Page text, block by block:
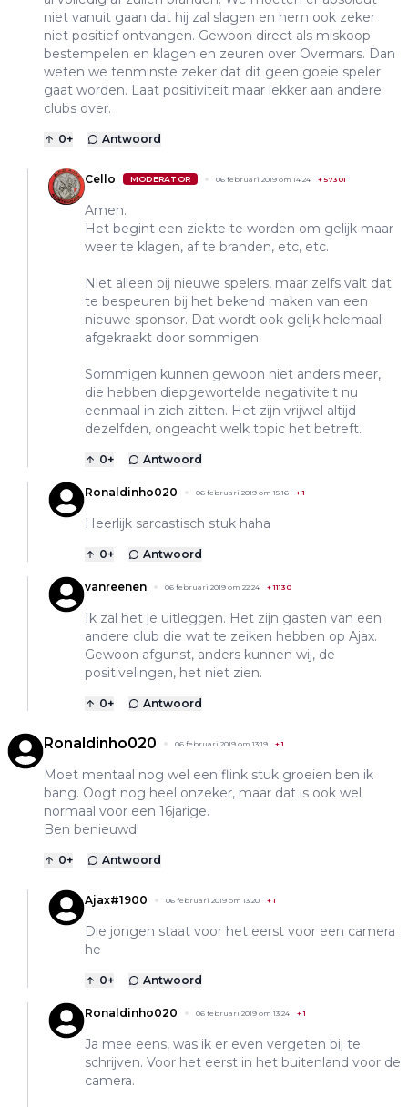
niet vanuit gaan dat hij zal slagen en hem ook zeker
niet positief ontvangen. Gewoon direct als miskoop
bestempelen en klagen en zeuren over Overmars. Dan
weten we tenminste zeker dat dit geen goeie speler
gaat worden. Laat positiviteit maar lekker aan andere
clubs over.
0+ Antwoord
Cello MODERATOR 06 februari 2019 om 14:24 +57301
Amen.
Het begint een ziekte te worden om gelijk maar
weer te klagen, af te branden, etc, etc.
Niet alleen bij nieuwe spelers, maar zelfs valt dat
te bespeuren bij het bekend maken van een
nieuwe sponsor. Dat wordt ook gelijk helemaal
afgekraakt door sommigen.
Sommigen kunnen gewoon niet anders meer,
die hebben diepgewortelde negativiteit nu
eenmaal in zich zitten. Het zijn vrijwel altijd
dezelfden, ongeacht welk topic het betreft.
0+ Antwoord
Ronaldinho020 06 februari 2019 om 15:16 +1
Heerlijk sarcastisch stuk haha
0+ Antwoord
vanreenen 06 februari 2019 om 22:24 +11130
Ik zal het je uitleggen. Het zijn gasten van een
andere club die wat te zeiken hebben op Ajax.
Gewoon afgunst, anders kunnen wij, de
positivelingen, het niet zien.
0+ Antwoord
Ronaldinho020 06 februari 2019 om 13:19 +1
Moet mentaal nog wel een flink stuk groeien ben ik
bang. Oogt nog heel onzeker, maar dat is ook wel
normaal voor een 16jarige.
Ben benieuwd!
0+ Antwoord
Ajax#1900 06 februari 2019 om 13:20 +1
Die jongen staat voor het eerst voor een camera
he
0+ Antwoord
Ronaldinho020 06 februari 2019 om 13:24 +1
Ja mee eens, was ik er even vergeten bij te
schrijven. Voor het eerst in het buitenland voor de
camera.